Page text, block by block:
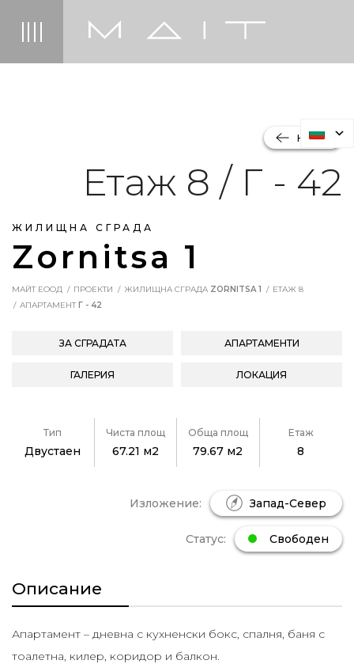
ЖИЛИЩНА СГРАДА
Zornitsa 1
НАЗАД
Етаж 8 / Г - 42
МАЙТ ЕООД ПРОЕКТИ ЖИЛИЩНА СГРАДА ZORNITSA 1
ЕТАЖ 8
АПАРТАМЕНТГ - 42
ЗА СГРАДАТА АПАРТАМЕНТИ
ГАЛЕРИЯ ЛОКАЦИЯ
Тип
Двустаен
Чиста площ
67.21 м2
Обща площ
79.67 м2
Етаж
8
Изложение: Запад-Север
Статус: Свободен
Описание
Апартамент – дневна с кухненски бокс, спалня, баня с
тоалетна, килер, коридор и балкон.